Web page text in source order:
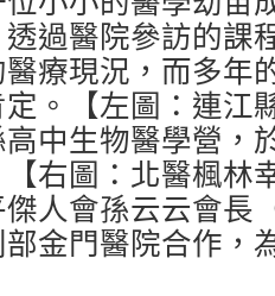
過醫院參訪的課
療現況，而多年
。【左圖：連江
中生物醫學營，
右圖：北醫楓林
人會孫云云會長
部金門醫院合作，